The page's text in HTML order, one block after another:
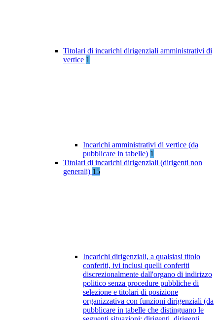
Titolari di incarichi dirigenziali amministrativi di
vertice 1
Incarichi amministrativi di vertice (da
pubblicare in tabelle) 1
Titolari di incarichi dirigenziali (dirigenti non
generali) 15
Incarichi dirigenziali, a qualsiasi titolo
conferiti, ivi inclusi quelli conferiti
discrezionalmente dall'organo di indirizzo
politico senza procedure pubbliche di
selezione e titolari di posizione
organizzativa con funzioni dirigenziali (da
pubblicare in tabelle che distinguano le